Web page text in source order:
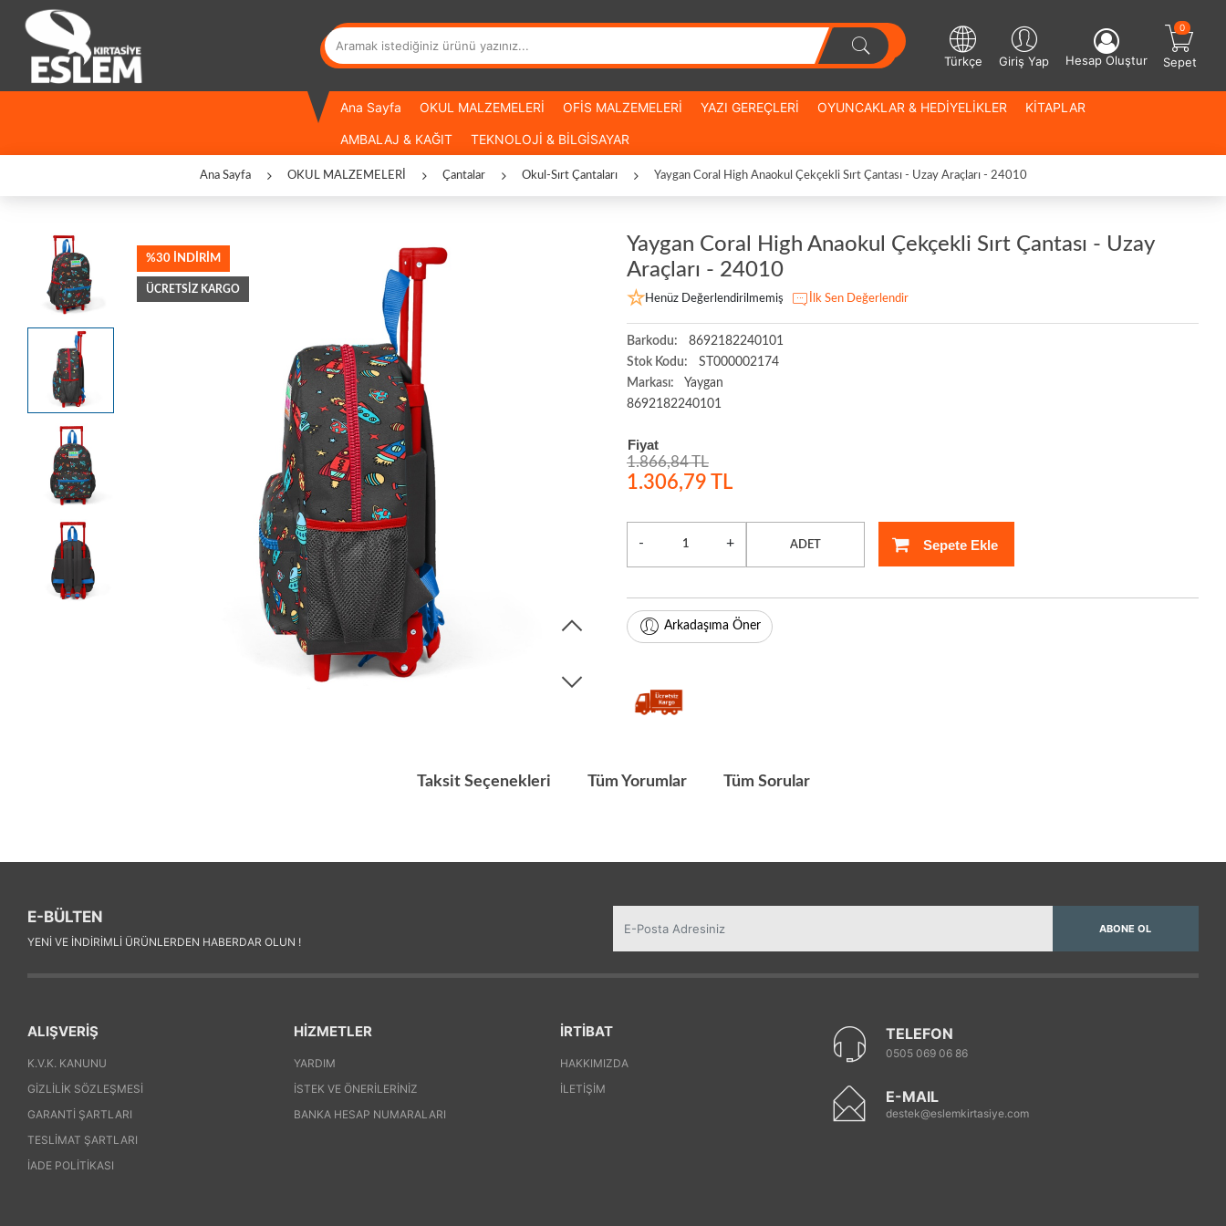
Sepet
0
Türkçe Giriş Yap Hesap Oluştur
Ana Sayfa OKUL MALZEMELERİ OFİS MALZEMELERİ YAZI GEREÇLERİ OYUNCAKLAR & HEDİYELİKLER KİTAPLAR
AMBALAJ & KAĞIT TEKNOLOJİ & BİLGİSAYAR
Ana Sayfa OKUL MALZEMELERİ Çantalar Okul-Sırt Çantaları Yaygan Coral High Anaokul Çekçekli Sırt Çantası - Uzay Araçları - 24010
%30 İNDİRİM
ÜCRETSIZ KARGO
Yaygan Coral High Anaokul Çekçekli Sırt Çantası - Uzay
Araçları - 24010
Henüz Değerlendirilmemiş İlk Sen Değerlendir
Barkodu:
8692182240101
Stok Kodu:
ST000002174
Markası:
Yaygan
8692182240101
Fiyat
1.866,84 TL
1.306,79 TL
- + ADET Sepete Ekle
Arkadaşıma Öner
Taksit Seçenekleri Tüm Yorumlar Tüm Sorular
E-BÜLTEN
YENI VE INDIRIMLI ÜRÜNLERDEN HABERDAR OLUN !
ABONE OL
ALIŞVERİŞ
K.V.K. KANUNU
GIZLILIK SÖZLEŞMESI
GARANTI ŞARTLARI
TESLIMAT ŞARTLARI
İADE POLITIKASI
HİZMETLER
YARDIM
İSTEK VE ÖNERILERINIZ
BANKA HESAP NUMARALARI
İRTİBAT
HAKKIMIZDA
İLETIŞIM
TELEFON
0505 069 06 86
E-MAIL
destek@eslemkirtasiye.com